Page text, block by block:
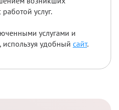
услуг.
услугами и
используя удобный сайт.